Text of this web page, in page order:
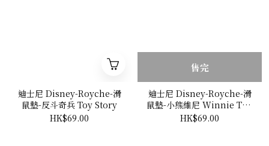
迪士尼 Disney-Royche-滑
鼠墊-反斗奇兵 Toy Story
HK$69.00
售完
迪士尼 Disney-Royche-滑
鼠墊-小熊維尼 Winnie The
Pooh
HK$69.00